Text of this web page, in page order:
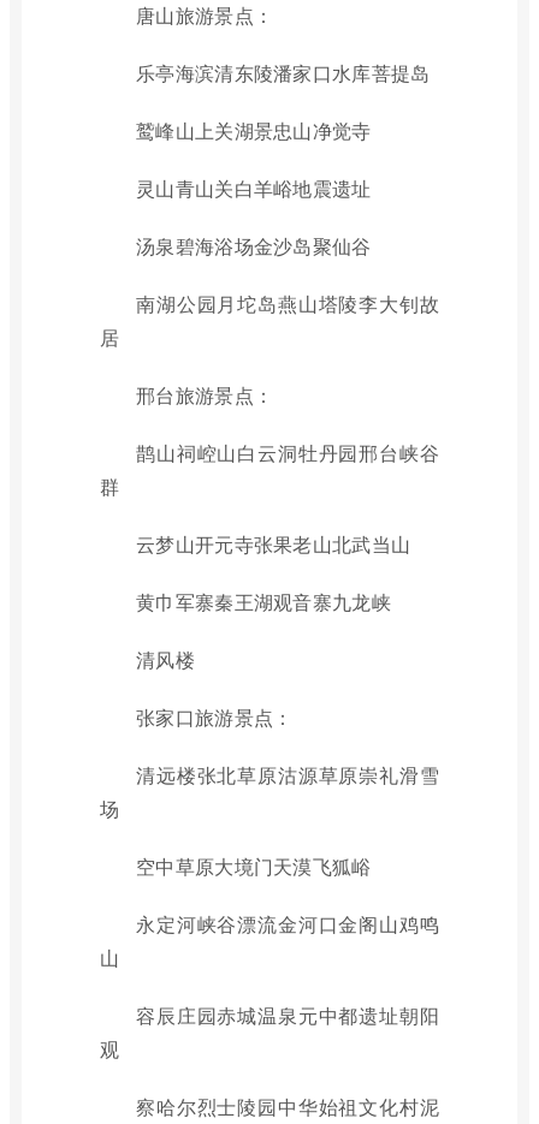
唐山旅游景点：
乐亭海滨清东陵潘家口水库菩提岛
鹫峰山上关湖景忠山净觉寺
灵山青山关白羊峪地震遗址
汤泉碧海浴场金沙岛聚仙谷
南湖公园月坨岛燕山塔陵李大钊故
居
邢台旅游景点：
鹊山祠崆山白云洞牡丹园邢台峡谷
群
云梦山开元寺张果老山北武当山
黄巾军寨秦王湖观音寨九龙峡
清风楼
张家口旅游景点：
清远楼张北草原沽源草原崇礼滑雪
场
空中草原大境门天漠飞狐峪
永定河峡谷漂流金河口金阁山鸡鸣
山
容辰庄园赤城温泉元中都遗址朝阳
观
察哈尔烈士陵园中华始祖文化村泥